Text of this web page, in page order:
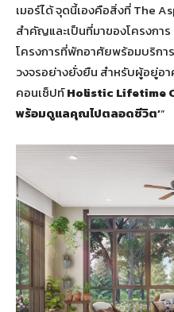
เมอร์ได้ จุดนี้เองคือสิ่งที่ The
สำคัญและเป็นที่มาของโครงกา
โครงการที่พักอาศัยพร้อมบริก
วงจรอย่างยั่งยืน สำหรับผู้อยู่อ
คอนเซ็ปท์Holistic Lifetime
พร้อมดูแลคุณไปตลอดชีวิต’”